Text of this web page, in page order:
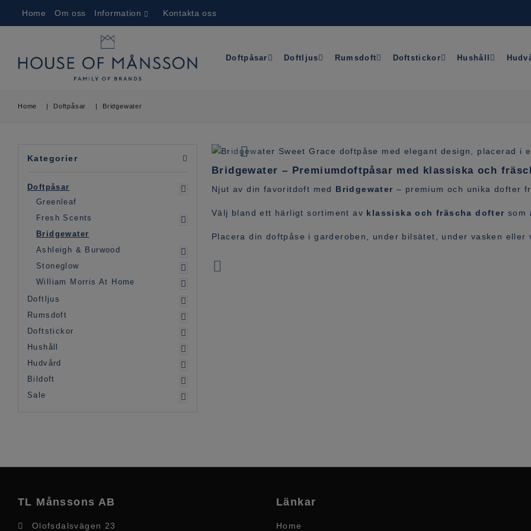
Home Om oss Information Kontakta oss
Doftpåsar Doftljus Rumsdoft Doftstickor Hushåll
Home Doftpåsar Bridgewater
Kategorier
Doftpåsar
Greenleaf
Fresh Scents
Bridgewater
Ashleigh & Burwood
Stoneglow
William Morris At Home
Doftljus
Rumsdoft
Doftstickor
Hushåll
Hudvård
Bildoft
Sale
Bridgewater – Premiumdoftpåsar med klassiska och
Njut av din favoritdoft med Bridgewater – premium och unika dofter
Välj bland ett härligt sortiment av klassiska och fräscha dofter som
Placera din doftpåse i garderoben, under bilsätet, under vasken
TL Månssons AB
Olofsdalsvägen 23
Länkar
Home